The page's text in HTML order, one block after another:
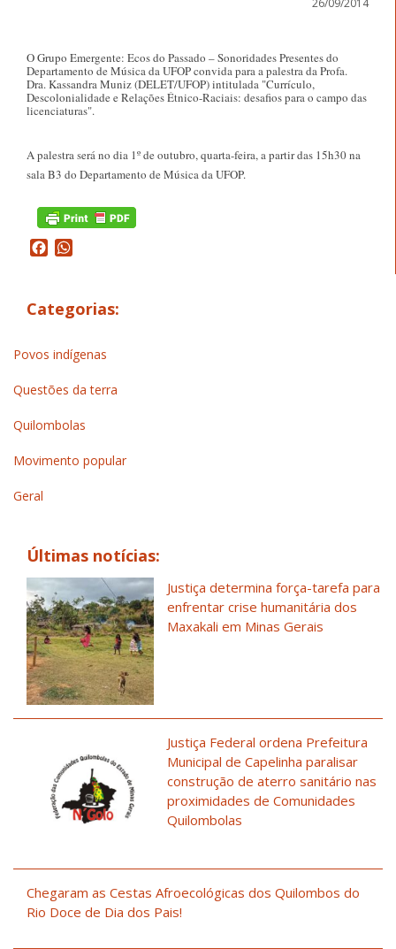
O Grupo Emergente: Ecos do Passado – Sonoridades Presentes do
Departamento de Música da UFOP convida para a palestra da Profa.
Dra. Kassandra Muniz (DELET/UFOP) intitulada "Currículo,
Descolonialidade e Relações Étnico-Raciais: desafios para o campo das
licenciaturas".
A palestra será no dia 1º de outubro, quarta-feira, a partir das 15h30 na
sala B3 do Departamento de Música da UFOP.
Facebook
Categorias:
Povos indígenas
Questões da terra
Quilombolas
Movimento popular
Geral
Últimas notícias:
Justiça determina força-tarefa para
enfrentar crise humanitária dos
Maxakali em Minas Gerais
Justiça Federal ordena Prefeitura
Municipal de Capelinha paralisar
construção de aterro sanitário nas
proximidades de Comunidades
Quilombolas
Chegaram as Cestas Afroecológicas dos Quilombos do
Rio Doce de Dia dos Pais!